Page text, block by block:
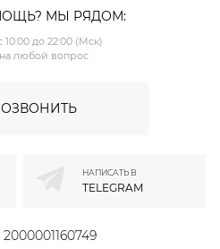
МЫ РЯДОМ:
до 22:00 (Мск)
любой вопрос
2000001160749
НАПИСАТЬ В
TELEGRAM